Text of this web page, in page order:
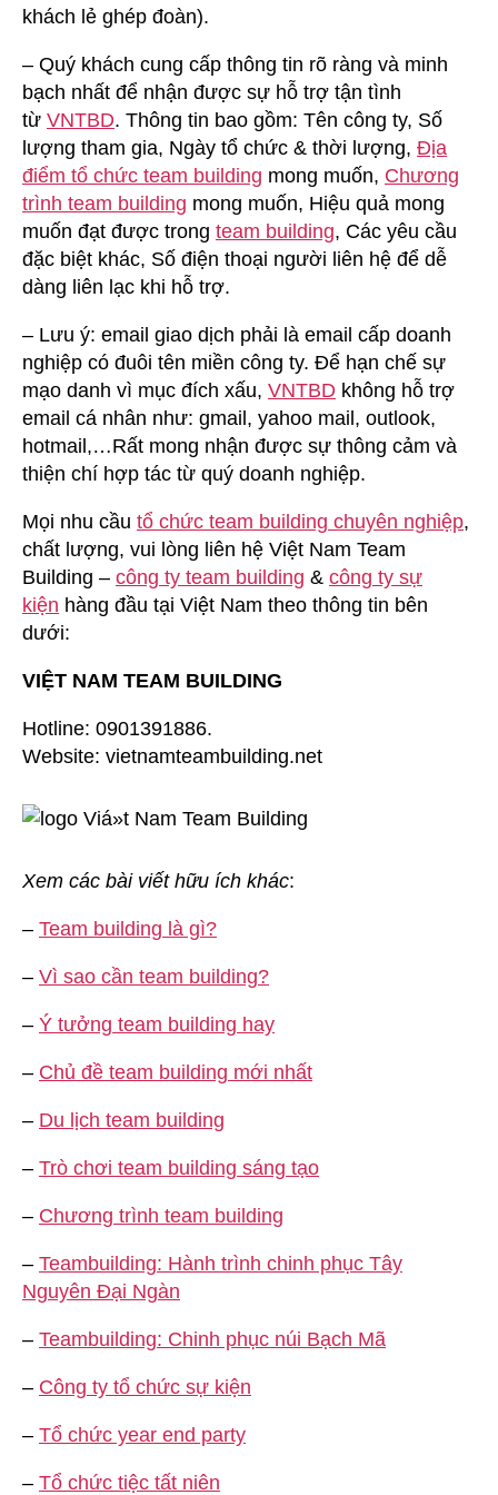
khách lẻ ghép đoàn).
– Quý khách cung cấp thông tin rõ ràng và minh
bạch nhất để nhận được sự hỗ trợ tận tình
từ VNTBD. Thông tin bao gồm: Tên công ty, Số
lượng tham gia, Ngày tổ chức & thời lượng, Địa
điểm tổ chức team building mong muốn, Chương
trình team building mong muốn, Hiệu quả mong
muốn đạt được trong team building, Các yêu cầu
đặc biệt khác, Số điện thoại người liên hệ để dễ
dàng liên lạc khi hỗ trợ.
– Lưu ý: email giao dịch phải là email cấp doanh
nghiệp có đuôi tên miền công ty. Để hạn chế sự
mạo danh vì mục đích xấu, VNTBD không hỗ trợ
email cá nhân như: gmail, yahoo mail, outlook,
hotmail,…Rất mong nhận được sự thông cảm và
thiện chí hợp tác từ quý doanh nghiệp.
Mọi nhu cầu tổ chức team building chuyên nghiệp,
chất lượng, vui lòng liên hệ Việt Nam Team
Building – công ty team building & công ty sự
kiện hàng đầu tại Việt Nam theo thông tin bên
dưới:
VIỆT NAM TEAM BUILDING
Hotline: 0901391886.
Website: vietnamteambuilding.net
Xem các bài viết hữu ích khác:
– Team building là gì?
– Vì sao cần team building?
– Ý tưởng team building hay
– Chủ đề team building mới nhất
– Du lịch team building
– Trò chơi team building sáng tạo
– Chương trình team building
– Teambuilding: Hành trình chinh phục Tây
Nguyên Đại Ngàn
– Teambuilding: Chinh phục núi Bạch Mã
– Công ty tổ chức sự kiện
– Tổ chức year end party
– Tổ chức tiệc tất niên